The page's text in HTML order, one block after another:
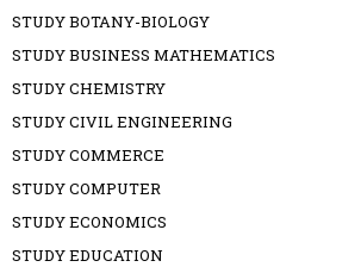
STUDY BOTANY-BIOLOGY
STUDY BUSINESS MATHEMATICS
STUDY CHEMISTRY
STUDY CIVIL ENGINEERING
STUDY COMMERCE
STUDY COMPUTER
STUDY ECONOMICS
STUDY EDUCATION